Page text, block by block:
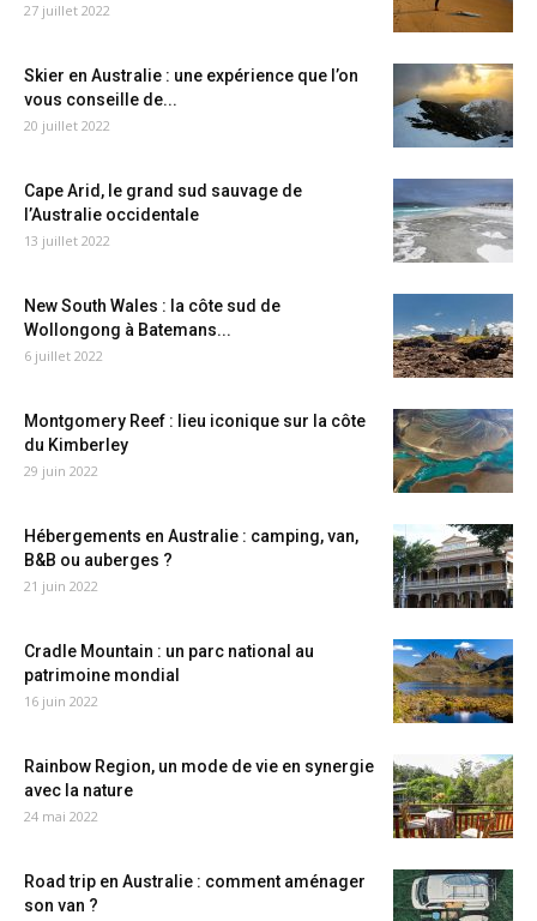
27 juillet 2022
Skier en Australie : une expérience que l’on
vous conseille de...
20 juillet 2022
Cape Arid, le grand sud sauvage de
l’Australie occidentale
13 juillet 2022
New South Wales : la côte sud de
Wollongong à Batemans...
6 juillet 2022
Montgomery Reef : lieu iconique sur la côte
du Kimberley
29 juin 2022
Hébergements en Australie : camping, van,
B&B ou auberges ?
21 juin 2022
Cradle Mountain : un parc national au
patrimoine mondial
16 juin 2022
Rainbow Region, un mode de vie en synergie
avec la nature
24 mai 2022
Road trip en Australie : comment aménager
son van ?